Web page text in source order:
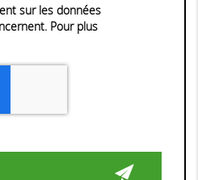
sur les données
Pour plus